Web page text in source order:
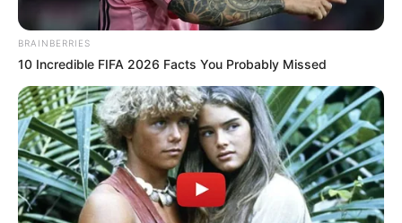
BRAINBERRIES
10 Incredible FIFA 2026 Facts You Probably Missed